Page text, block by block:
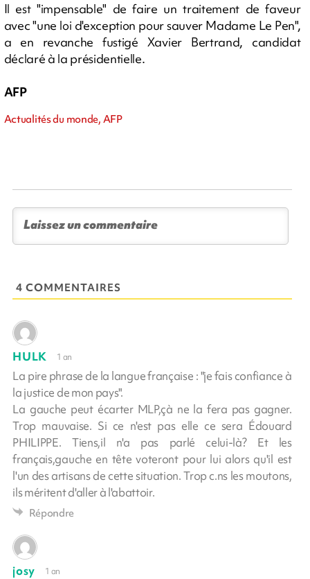
Il est "impensable" de faire un traitement de faveur
avec "une loi d'exception pour sauver Madame Le Pen",
a en revanche fustigé Xavier Bertrand, candidat
déclaré à la présidentielle.
AFP
Actualités du monde, AFP
4 COMMENTAIRES
HULK 1 an
La pire phrase de la langue française : "je fais confiance à
la justice de mon pays".
La gauche peut écarter MLP,çà ne la fera pas gagner.
Trop mauvaise. Si ce n'est pas elle ce sera Édouard
PHILIPPE. Tiens,il n'a pas parlé celui-là? Et les
français,gauche en tête voteront pour lui alors qu'il est
l'un des artisans de cette situation. Trop c.ns les moutons,
ils méritent d'aller à l'abattoir.
Répondre
josy 1 an